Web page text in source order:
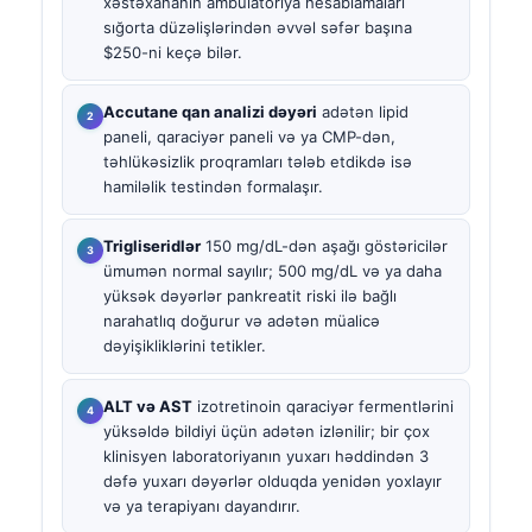
sığorta düzəlişlərindən əvvəl səfər başına
$250-ni keçə bilər.
Accutane qan analizi dəyəri adətən lipid
paneli, qaraciyər paneli və ya CMP-dən,
təhlükəsizlik proqramları tələb etdikdə isə
hamiləlik testindən formalaşır.
Trigliseridlər 150 mg/dL-dən aşağı göstəricilər
ümumən normal sayılır; 500 mg/dL və ya daha
yüksək dəyərlər pankreatit riski ilə bağlı
narahatlıq doğurur və adətən müalicə
dəyişikliklərini tetikler.
ALT və AST izotretinoin qaraciyər fermentlərini
yüksəldə bildiyi üçün adətən izlənilir; bir çox
klinisyen laboratoriyanın yuxarı həddindən 3
dəfə yuxarı dəyərlər olduqda yenidən yoxlayır
və ya terapiyanı dayandırır.